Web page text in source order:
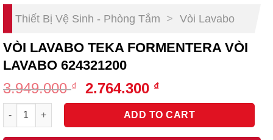
Thiết Bị Vệ Sinh - Phòng Tắm > Vòi Lavabo
VÒI LAVABO TEKA FORMENTERA VÒI
LAVABO 624321200
3.949.000₫
Original
price
3.949.000 ₫.
2.764.300 ₫Current
price
is:
2.764.300 ₫.
Vòi Lavabo Teka Formentera Vòi Lavabo 624321200 quantity
ADD TO CART